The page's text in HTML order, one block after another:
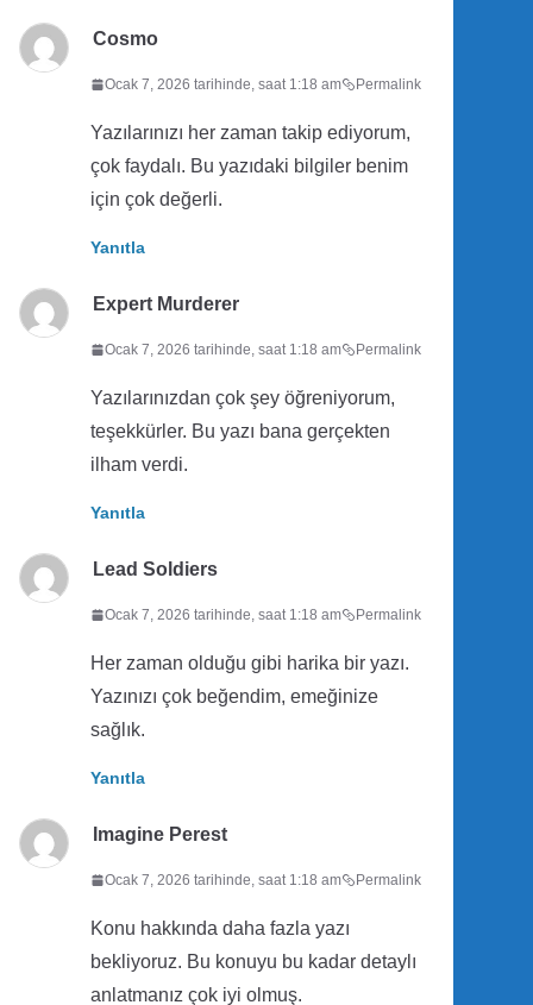
Cosmo
Ocak 7, 2026 tarihinde, saat 1:18 am Permalink
Yazılarınızı her zaman takip ediyorum,
çok faydalı. Bu yazıdaki bilgiler benim
için çok değerli.
Yanıtla
Expert Murderer
Ocak 7, 2026 tarihinde, saat 1:18 am Permalink
Yazılarınızdan çok şey öğreniyorum,
teşekkürler. Bu yazı bana gerçekten
ilham verdi.
Yanıtla
Lead Soldiers
Ocak 7, 2026 tarihinde, saat 1:18 am Permalink
Her zaman olduğu gibi harika bir yazı.
Yazınızı çok beğendim, emeğinize
sağlık.
Yanıtla
Imagine Perest
Ocak 7, 2026 tarihinde, saat 1:18 am Permalink
Konu hakkında daha fazla yazı
bekliyoruz. Bu konuyu bu kadar detaylı
anlatmanız çok iyi olmuş.